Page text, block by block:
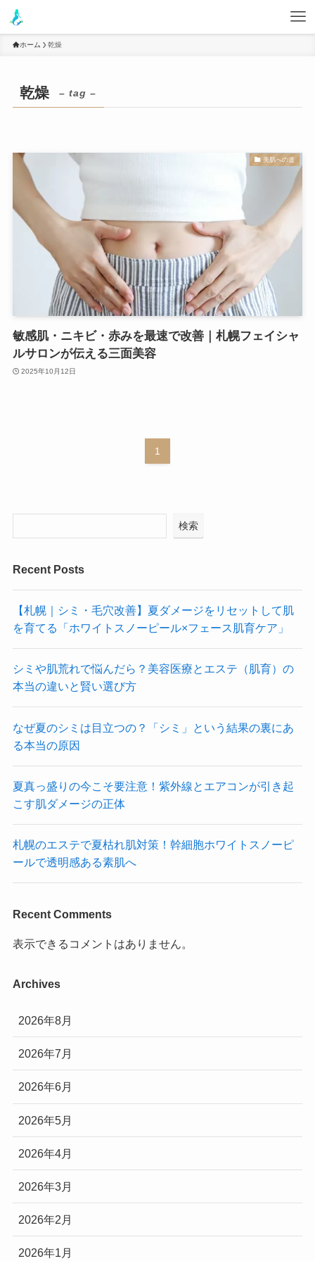
ホーム 乾燥
乾燥 – tag –
美肌への道
敏感肌・ニキビ・赤みを最速で改善｜札幌フェイシャ
ルサロンが伝える三面美容
2025年10月12日
1
検索
Recent Posts
【札幌｜シミ・毛穴改善】夏ダメージをリセットして肌
を育てる「ホワイトスノーピール×フェース肌育ケア」
シミや肌荒れで悩んだら？美容医療とエステ（肌育）の
本当の違いと賢い選び方
なぜ夏のシミは目立つの？「シミ」という結果の裏にあ
る本当の原因
夏真っ盛りの今こそ要注意！紫外線とエアコンが引き起
こす肌ダメージの正体
札幌のエステで夏枯れ肌対策！幹細胞ホワイトスノーピ
ールで透明感ある素肌へ
Recent Comments
表示できるコメントはありません。
Archives
2026年8月
2026年7月
2026年6月
2026年5月
2026年4月
2026年3月
2026年2月
2026年1月